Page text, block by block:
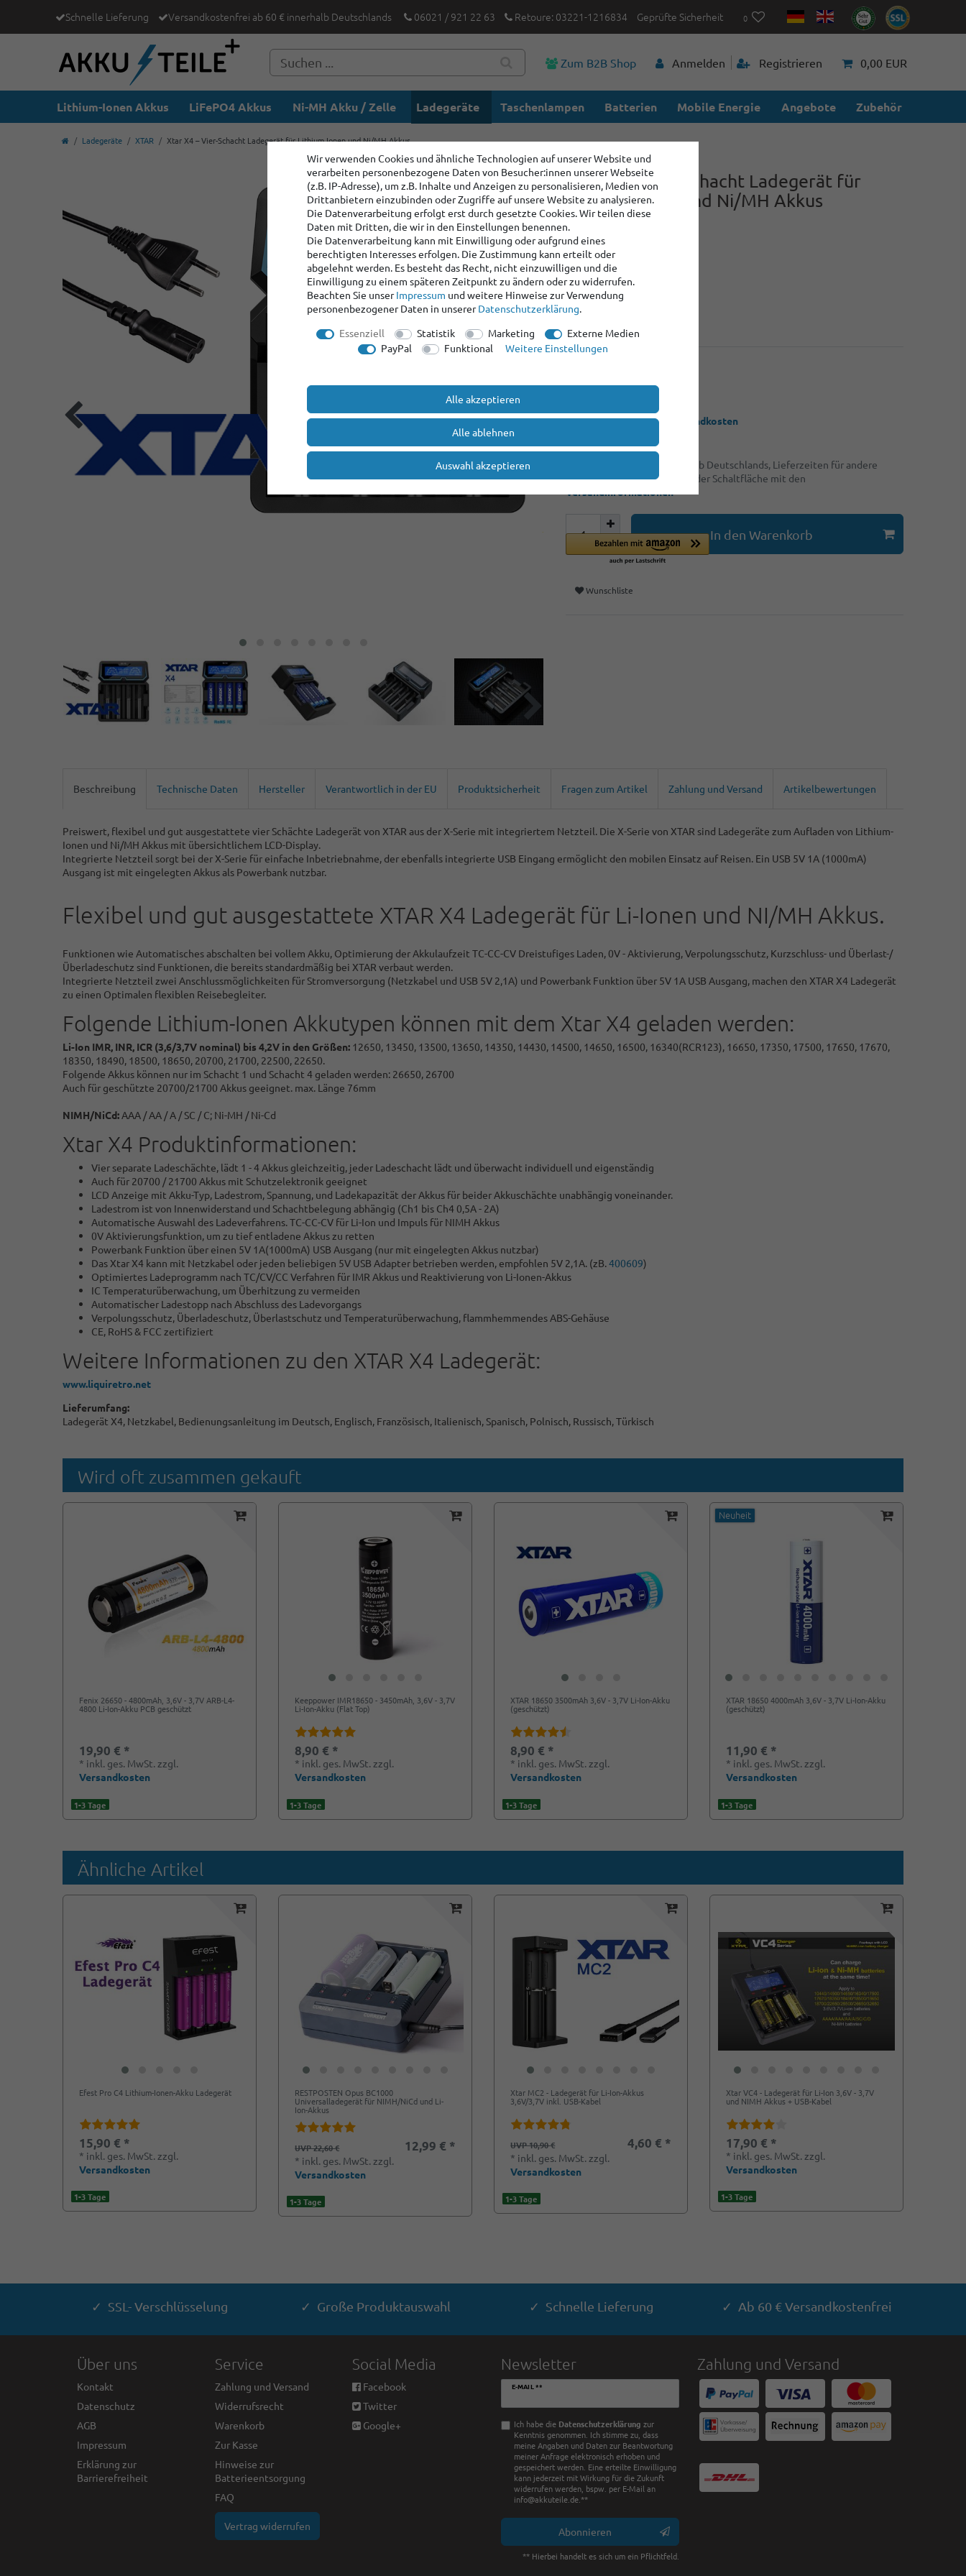
Schnelle Lieferung Versandkostenfrei ab 60 € innerhalb Deutschlands 06021 / 921 22 63 Retoure: 03221-1216834 Geprüfte Sicherheit 0
Zum B2B Shop Anmelden Registrieren 0,00 EUR
Lithium-Ionen Akkus LiFePO4 Akkus Ni-MH Akku / Zelle Ladegeräte Taschenlampen Batterien Mobile Energie Angebote Zubehör
Ladegeräte XTAR Xtar X4 – Vier-Schacht Ladegerät für Lithium Ionen und Ni/MH Akkus
Xtar X4 – Vier-Schacht Ladegerät für
Lithium Ionen und Ni/MH Akkus
Artikelnummer:
Hersteller :Xtar
Staffelpreise:
Ab Menge: 2
* inkl. ges. MwSt. zzgl.
Versandkosten
1-3 Tage
*gilt für Lieferungen innerhalb Deutschlands, Lieferzeiten für andere
Länder entnehmen Sie bitte der Schaltfläche mit den
Versandinformationen
In den Warenkorb
Wunschliste
Beschreibung Technische Daten Hersteller Verantwortlich in der EU Produktsicherheit Fragen zum Artikel Zahlung und Versand Artikelbewertungen
Preiswert, flexibel und gut ausgestattete vier Schächte Ladegerät von XTAR aus der X-Serie mit integriertem Netzteil. Die X-Serie von XTAR sind Ladegeräte zum Aufladen von Lithium-
Ionen und Ni/MH Akkus mit übersichtlichem LCD-Display.
Integrierte Netzteil sorgt bei der X-Serie für einfache Inbetriebnahme, der ebenfalls integrierte USB Eingang ermöglicht den mobilen Einsatz auf Reisen. Ein USB 5V 1A (1000mA)
Ausgang ist mit eingelegten Akkus als Powerbank nutzbar.
Flexibel und gut ausgestattete XTAR X4 Ladegerät für Li-Ionen und NI/MH Akkus.
Funktionen wie Automatisches abschalten bei vollem Akku, Optimierung der Akkulaufzeit TC-CC-CV Dreistufiges Laden, 0V - Aktivierung, Verpolungsschutz, Kurzschluss- und Überlast-/
Überladeschutz sind Funktionen, die bereits standardmäßig bei XTAR verbaut werden.
Integrierte Netzteil zwei Anschlussmöglichkeiten für Stromversorgung (Netzkabel und USB 5V 2,1A) und Powerbank Funktion über 5V 1A USB Ausgang, machen den XTAR X4 Ladegerät
zu einen Optimalen flexiblen Reisebegleiter.
Folgende Lithium-Ionen Akkutypen können mit dem Xtar X4 geladen werden:
Li-Ion IMR, INR, ICR (3,6/3,7V nominal) bis 4,2V in den Größen: 12650, 13450, 13500, 13650, 14350, 14430, 14500, 14650, 16500, 16340(RCR123), 16650, 17350, 17500, 17650, 17670,
18350, 18490, 18500, 18650, 20700, 21700, 22500, 22650.
Folgende Akkus können nur im Schacht 1 und Schacht 4 geladen werden: 26650, 26700
Auch für geschützte 20700/21700 Akkus geeignet. max. Länge 76mm
NIMH/NiCd:AAA / AA / A / SC / C; Ni-MH / Ni-Cd
Xtar X4 Produktinformationen:
Vier separate Ladeschächte, lädt 1 - 4 Akkus gleichzeitig, jeder Ladeschacht lädt und überwacht individuell und eigenständig
Auch für 20700 / 21700 Akkus mit Schutzelektronik geeignet
LCD Anzeige mit Akku-Typ, Ladestrom, Spannung, und Ladekapazität der Akkus für beider Akkuschächte unabhängig voneinander.
Ladestrom ist von Innenwiderstand und Schachtbelegung abhängig (Ch1 bis Ch4 0,5A - 2A)
Automatische Auswahl des Ladeverfahrens. TC-CC-CV für Li-Ion und Impuls für NIMH Akkus
0V Aktivierungsfunktion, um zu tief entladene Akkus zu retten
Powerbank Funktion über einen 5V 1A(1000mA) USB Ausgang (nur mit eingelegten Akkus nutzbar)
Das Xtar X4 kann mit Netzkabel oder jeden beliebigen 5V USB Adapter betrieben werden, empfohlen 5V 2,1A. (zB.400609)
Optimiertes Ladeprogramm nach TC/CV/CC Verfahren für IMR Akkus und Reaktivierung von Li-Ionen-Akkus
IC Temperaturüberwachung, um Überhitzung zu vermeiden
Automatischer Ladestopp nach Abschluss des Ladevorgangs
Verpolungsschutz, Überladeschutz, Überlastschutz und Temperaturüberwachung, flammhemmendes ABS-Gehäuse
CE, RoHS & FCC zertifiziert
Weitere Informationen zu den XTAR X4 Ladegerät:
www.liquiretro.net
Lieferumfang:
Ladegerät X4, Netzkabel, Bedienungsanleitung im Deutsch, Englisch, Französisch, Italienisch, Spanisch, Polnisch, Russisch, Türkisch
Wird oft zusammen gekauft
Fenix 26650 - 4800mAh, 3,6V - 3,7V ARB-L4-
4800 Li-Ion-Akku PCB geschützt
19,90 € *
* inkl. ges. MwSt. zzgl.
Versandkosten
1-3 Tage
Keeppower IMR18650 - 3450mAh, 3,6V - 3,7V
Li-Ion-Akku (Flat Top)
8,90 € *
* inkl. ges. MwSt. zzgl.
Versandkosten
1-3 Tage
XTAR 18650 3500mAh 3,6V - 3,7V Li-Ion-Akku
(geschützt)
8,90 € *
* inkl. ges. MwSt. zzgl.
Versandkosten
1-3 Tage
Neuheit
XTAR 18650 4000mAh 3,6V - 3,7V Li-Ion-Akku
(geschützt)
11,90 € *
* inkl. ges. MwSt. zzgl.
Versandkosten
1-3 Tage
Ähnliche Artikel
Efest Pro C4 Lithium-Ionen-Akku Ladegerät
15,90 € *
* inkl. ges. MwSt. zzgl.
Versandkosten
1-3 Tage
RESTPOSTEN Opus BC1000
Universalladegerät für NIMH/NiCd und Li-
Ion-Akkus
UVP 22,60 € 12,99 € *
* inkl. ges. MwSt. zzgl.
Versandkosten
1-3 Tage
Xtar MC2 - Ladegerät für Li-Ion-Akkus
3,6V/3,7V inkl. USB-Kabel
UVP 10,90 € 4,60 € *
* inkl. ges. MwSt. zzgl.
Versandkosten
1-3 Tage
Xtar VC4 - Ladegerät für Li-Ion 3,6V - 3,7V
und NIMH Akkus + USB-Kabel
17,90 € *
* inkl. ges. MwSt. zzgl.
Versandkosten
1-3 Tage
✓ SSL- Verschlüsselung ✓ Große Produktauswahl ✓ Schnelle Lieferung ✓ Ab 60 € Versandkostenfrei
Wir verwenden Cookies und ähnliche Technologien auf unserer Website und
verarbeiten personenbezogene Daten von Besucher:innen unserer Webseite
(z.B. IP-Adresse), um z.B. Inhalte und Anzeigen zu personalisieren, Medien von
Drittanbietern einzubinden oder Zugriffe auf unsere Website zu analysieren.
Die Datenverarbeitung erfolgt erst durch gesetzte Cookies. Wir teilen diese
Daten mit Dritten, die wir in den Einstellungen benennen.
Die Datenverarbeitung kann mit Einwilligung oder aufgrund eines
berechtigten Interesses erfolgen. Die Zustimmung kann erteilt oder
abgelehnt werden. Es besteht das Recht, nicht einzuwilligen und die
Einwilligung zu einem späteren Zeitpunkt zu ändern oder zu widerrufen.
Beachten Sie unserImpressum und weitere Hinweise zur Verwendung
personenbezogener Daten in unsererDaten­schutz­erklärung.
Essenziell
Statistik Marketing
Externe Medien
PayPal
Funktional Weitere Einstellungen
Alle akzeptieren
Alle ablehnen
Auswahl akzeptieren
Über uns
Kontakt
Datenschutz
AGB
Impressum
Erklärung zur
Barrierefreiheit
Service
Zahlung und Versand
Widerrufsrecht
Warenkorb
Zur Kasse
Hinweise zur
Batterieentsorgung
FAQ
Vertrag widerrufen
Social Media
Facebook
Twitter
Google+
Newsletter
E-MAIL **
Newsletter
Ich habe die Daten­schutz­erklärung zur
Kenntnis genommen. Ich stimme zu, dass
meine Angaben und Daten zur Beantwortung
meiner Anfrage elektronisch erhoben und
gespeichert werden. Eine erteilte Einwilligung
kann jederzeit mit Wirkung für die Zukunft
widerrufen werden, bspw. per E-Mail an
info@akkuteile.de.**
Abonnieren
** Hierbei handelt es sich um ein Pflichtfeld.
Zahlung und Versand